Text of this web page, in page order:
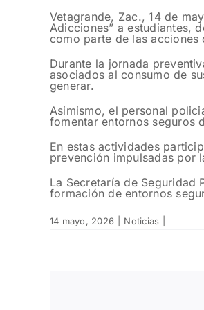
Vetagrande, Zac., 14 de
Adicciones” a estudiantes,
como parte de las acciones
Durante la jornada
asociados al consumo de
generar.
Asimismo, el personal
fomentar entornos seguros
En estas actividades
prevención impulsadas por
La Secretaría de
formación de entornos
14 mayo, 2026 Noticias